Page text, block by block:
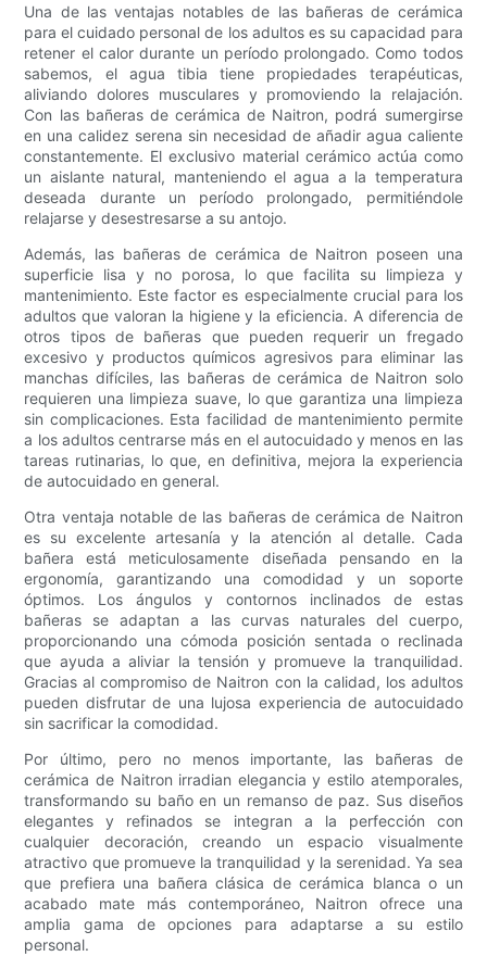
Una de las ventajas notables de las bañeras de cerámica
para el cuidado personal de los adultos es su capacidad para
retener el calor durante un período prolongado. Como todos
sabemos, el agua tibia tiene propiedades terapéuticas,
aliviando dolores musculares y promoviendo la relajación.
Con las bañeras de cerámica de Naitron, podrá sumergirse
en una calidez serena sin necesidad de añadir agua caliente
constantemente. El exclusivo material cerámico actúa como
un aislante natural, manteniendo el agua a la temperatura
deseada durante un período prolongado, permitiéndole
relajarse y desestresarse a su antojo.
Además, las bañeras de cerámica de Naitron poseen una
superficie lisa y no porosa, lo que facilita su limpieza y
mantenimiento. Este factor es especialmente crucial para los
adultos que valoran la higiene y la eficiencia. A diferencia de
otros tipos de bañeras que pueden requerir un fregado
excesivo y productos químicos agresivos para eliminar las
manchas difíciles, las bañeras de cerámica de Naitron solo
requieren una limpieza suave, lo que garantiza una limpieza
sin complicaciones. Esta facilidad de mantenimiento permite
a los adultos centrarse más en el autocuidado y menos en las
tareas rutinarias, lo que, en definitiva, mejora la experiencia
de autocuidado en general.
Otra ventaja notable de las bañeras de cerámica de Naitron
es su excelente artesanía y la atención al detalle. Cada
bañera está meticulosamente diseñada pensando en la
ergonomía, garantizando una comodidad y un soporte
óptimos. Los ángulos y contornos inclinados de estas
bañeras se adaptan a las curvas naturales del cuerpo,
proporcionando una cómoda posición sentada o reclinada
que ayuda a aliviar la tensión y promueve la tranquilidad.
Gracias al compromiso de Naitron con la calidad, los adultos
pueden disfrutar de una lujosa experiencia de autocuidado
sin sacrificar la comodidad.
Por último, pero no menos importante, las bañeras de
cerámica de Naitron irradian elegancia y estilo atemporales,
transformando su baño en un remanso de paz. Sus diseños
elegantes y refinados se integran a la perfección con
cualquier decoración, creando un espacio visualmente
atractivo que promueve la tranquilidad y la serenidad. Ya sea
que prefiera una bañera clásica de cerámica blanca o un
acabado mate más contemporáneo, Naitron ofrece una
amplia gama de opciones para adaptarse a su estilo
personal.